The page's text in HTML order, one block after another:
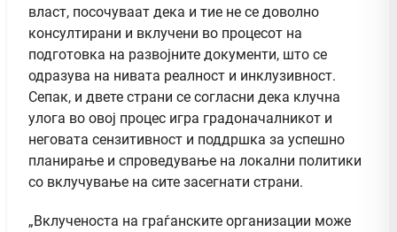
власт, посочуваат дека и тие не се доволно
консултирани и вклучени во процесот на
подготовка на развојните документи, што се
одразува на нивата реалност и инклузивност.
Сепак, и двете страни се согласни дека клучна
улога во овој процес игра градоначалникот и
неговата сензитивност и поддршка за успешно
планирање и спроведување на локални политики
со вклучување на сите засегнати страни.
„Вклученоста на граѓанските организации може